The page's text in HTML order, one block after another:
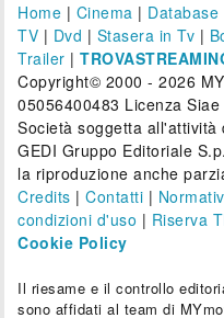
Home | Cinema | Database
TV | Dvd | Stasera in Tv |
Trailer |
Copyright© 2000 - 2026
05056400483 Licenza
Società soggetta
GEDI Gruppo Editoriale
la riproduzione anche
Credits |Contatti |
condizioni d'uso | Riserva
Cookie Policy
Il riesame e il controllo
sono affidati al team di